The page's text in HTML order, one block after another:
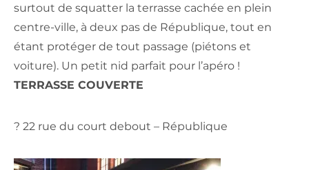
surtout de squatter la terrasse cachée en plein
centre-ville, à deux pas de République, tout en
étant protéger de tout passage (piétons et
voiture). Un petit nid parfait pour l’apéro !
TERRASSE COUVERTE
? 22 rue du court debout – République